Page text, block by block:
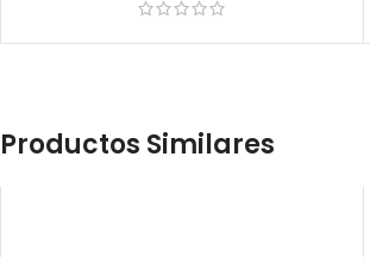
Productos Similares